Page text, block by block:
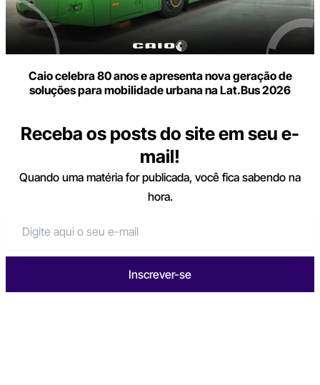
Caio celebra 80 anos e apresenta nova geração de
soluções para mobilidade urbana na Lat.Bus 2026
Receba os posts do site em seu e-
mail!
Quando uma matéria for publicada, você fica sabendo na
hora.
Inscrever-se